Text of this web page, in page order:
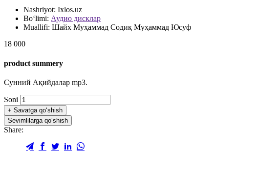
Nashriyot: Ixlos.uz
Bo‘limi: Аудио дисклар
Muallifi: Шайх Муҳаммад Содиқ Муҳаммад Юсуф
18 000
product summery
Сунний Ақийдалар mp3.
Soni
+ Savatga qo‘shish
Sevimlilarga qo‘shish
Share: